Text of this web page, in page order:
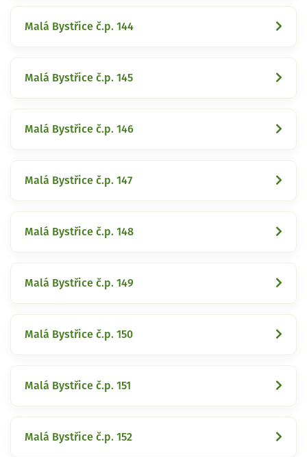
Malá Bystřice č.p. 144
Malá Bystřice č.p. 145
Malá Bystřice č.p. 146
Malá Bystřice č.p. 147
Malá Bystřice č.p. 148
Malá Bystřice č.p. 149
Malá Bystřice č.p. 150
Malá Bystřice č.p. 151
Malá Bystřice č.p. 152